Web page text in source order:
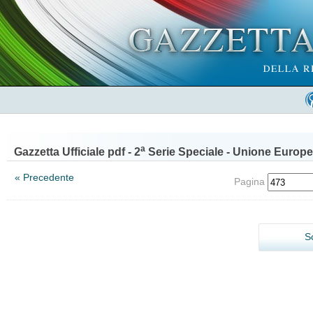
Gazzetta Ufficiale pdf - 2a Serie Speciale - Unione
« Precedente Pagina